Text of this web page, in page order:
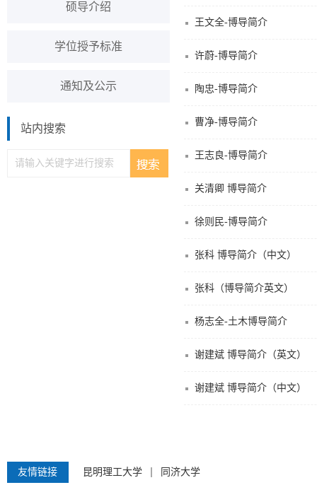
硕导介绍
学位授予标准
通知及公示
站内搜索
王文全-博导简介
许蔚-博导简介
陶忠-博导简介
曹净-博导简介
王志良-博导简介
关清卿 博导简介
徐则民-博导简介
张科 博导简介（中文）
张科（博导简介英文）
杨志全-土木博导简介
谢建斌 博导简介（英文）
谢建斌 博导简介（中文）
友情链接 昆明理工大学 同济大学